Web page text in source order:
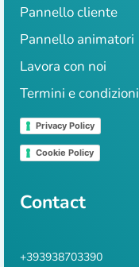
Pannello cliente
Pannello animatori
Lavora con noi
Termini e condizioni
Privacy Policy
Cookie Policy
Contact
+393938703390